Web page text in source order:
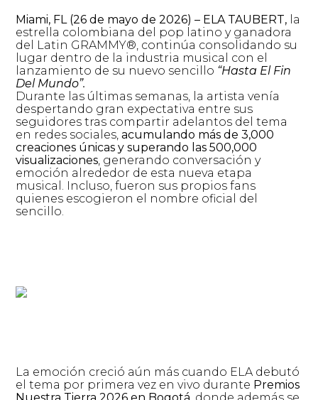
Miami, FL (26 de mayo de 2026) – ELA TAUBERT, la
estrella colombiana del pop latino y ganadora
del Latin GRAMMY®, continúa consolidando su
lugar dentro de la industria musical con el
lanzamiento de su nuevo sencillo “Hasta El Fin
Del Mundo”.
Durante las últimas semanas, la artista venía
despertando gran expectativa entre sus
seguidores tras compartir adelantos del tema
en redes sociales,acumulando más de 3,000
creaciones únicas y superando las 500,000
visualizaciones , generando conversación y
emoción alrededor de esta nueva etapa
musical. Incluso, fueron sus propios fans
quienes escogieron el nombre oficial del
sencillo.
La emoción creció aún más cuando ELA debutó
el tema por primera vez en vivo durante Premios
Nuestra Tierra 2026 en Bogotá, donde además se